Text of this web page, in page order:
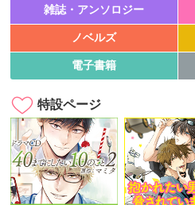
雑誌・アンソロジー
ノベルズ
電子書籍
特設ページ